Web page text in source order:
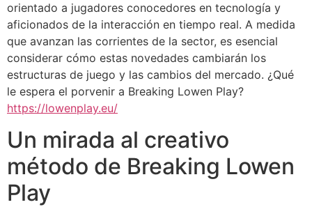
orientado a jugadores conocedores en tecnología y
aficionados de la interacción en tiempo real. A medida
que avanzan las corrientes de la sector, es esencial
considerar cómo estas novedades cambiarán los
estructuras de juego y las cambios del mercado. ¿Qué
le espera el porvenir a Breaking Lowen Play?
https://lowenplay.eu/
Un mirada al creativo
método de Breaking Lowen
Play